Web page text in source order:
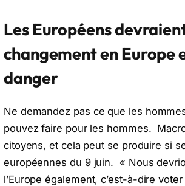
Les Européens
changement en Europe
danger
Ne demandez pas ce que les
pouvez faire pour les hommes.
citoyens, et cela peut se produire si
européennes du 9 juin. « Nous
l’Europe également, c’est-à-dire